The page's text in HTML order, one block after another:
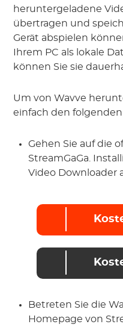
heruntergeladene
übertragen und
Gerät abspielen
Ihrem PC als lokale
können Sie sie
Um von Wavve
einfach den
Gehen Sie auf die
StreamGaGa.
Video Downloader
Betreten Sie die
Homepage von